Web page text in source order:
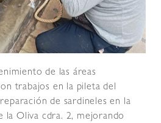
de las áreas
trabajos en la pileta del
de sardineles en la
la Oliva cdra. 2, mejorando